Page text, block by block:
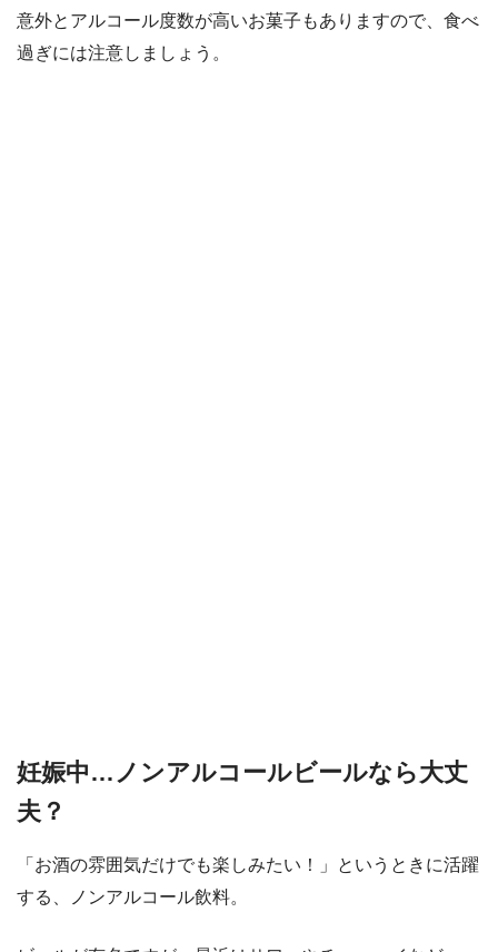
意外とアルコール度数が高いお菓子もありますので、食べ
過ぎには注意しましょう。
妊娠中…ノンアルコールビールなら大丈
夫？
「お酒の雰囲気だけでも楽しみたい！」というときに活躍
する、ノンアルコール飲料。